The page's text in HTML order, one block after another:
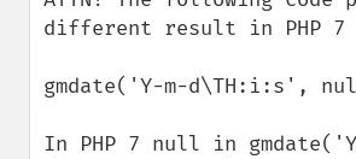
different result in PHP 7
gmdate('Y-m-d\TH:i:s',
In PHP 7 null in